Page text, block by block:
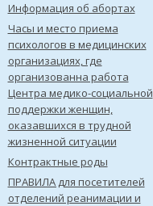
Информация об абортах
Часы и место приема
психологов в медицинских
организациях, где
организованна работа
Центра медико-социальной
поддержки женщин,
оказавшихся в трудной
жизненной ситуации
Контрактные роды
ПРАВИЛА для посетителей
отделений реанимации и